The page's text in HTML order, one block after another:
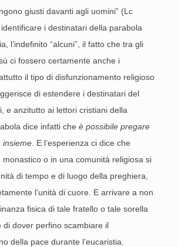
giusti davanti agli uomini” (Lc
i destinatari della parabola
l’indefinito “alcuni”, il fatto che tra gli
ci fossero certamente anche i
il tipo di disfunzionamento religioso
di estendere i destinatari del
e anzitutto ai lettori cristiani della
dice infatti che è possibile pregare
insieme . E l’esperienza ci dice che
o in una comunità religiosa si
di tempo e di luogo della preghiera,
l’unità di cuore. E arrivare a non
fisica di tale fratello o tale sorella
di dover perfino scambiare il
della pace durante l’eucaristia.